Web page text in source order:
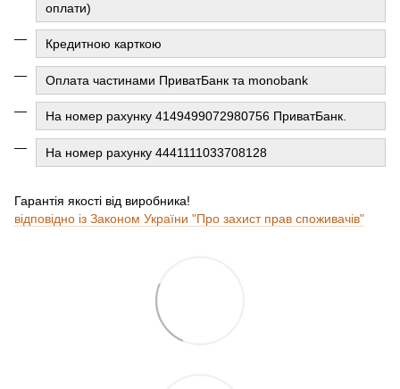
оплати)
Кредитною карткою
Оплата частинами ПриватБанк та monobank
На номер рахунку 4149499072980756 ПриватБанк.
На номер рахунку 4441111033708128
Гарантія якості від виробника!
відповідно із Законом України "Про захист прав споживачів"